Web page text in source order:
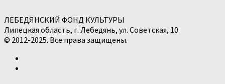
ЛЕБЕДЯНСКИЙ ФОНД КУЛЬТУРЫ
Липецкая область, г. Лебедянь, ул. Советская, 10
© 2012-2025. Все права защищены.